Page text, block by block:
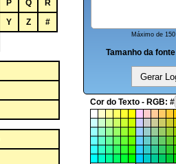
P Q
R
Y Z
#
Máximo de
Tamanho da
Cor do Texto - RGB: #